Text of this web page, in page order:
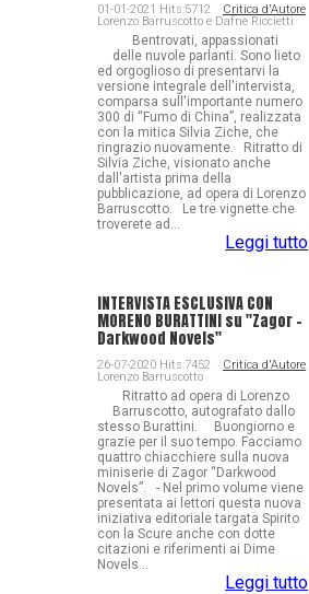
01-01-2021 Hits:5712
Critica d'Autore
Lorenzo Barruscotto e Dafne Riccietti
Bentrovati, appassionati
delle nuvole parlanti. Sono lieto
ed orgoglioso di presentarvi la
versione integrale dell'intervista,
comparsa sull'importante numero
300 di “Fumo di China”, realizzata
con la mitica Silvia Ziche, che
ringrazio nuovamente. Ritratto di
Silvia Ziche, visionato anche
dall'artista prima della
pubblicazione, ad opera di Lorenzo
Barruscotto. Le tre vignette che
troverete ad...
Leggi tutto
INTERVISTA ESCLUSIVA CON
MORENO BURATTINI su "Zagor -
Darkwood Novels"
26-07-2020 Hits:7452
Critica d'Autore
Lorenzo Barruscotto
Ritratto ad opera di Lorenzo
Barruscotto, autografato dallo
stesso Burattini. Buongiorno e
grazie per il suo tempo. Facciamo
quattro chiacchiere sulla nuova
miniserie di Zagor “Darkwood
Novels”. - Nel primo volume viene
presentata ai lettori questa nuova
iniziativa editoriale targata Spirito
con la Scure anche con dotte
citazioni e riferimenti ai Dime
Novels...
Leggi tutto